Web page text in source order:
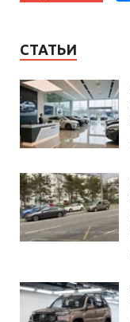
СТАТЬИ